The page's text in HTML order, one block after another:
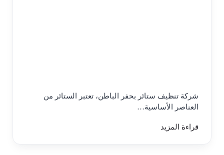
شركة تنظيف ستائر بحفر الباطن، تعتبر الستائر من
العناصر الأساسية…
قراءة المزيد